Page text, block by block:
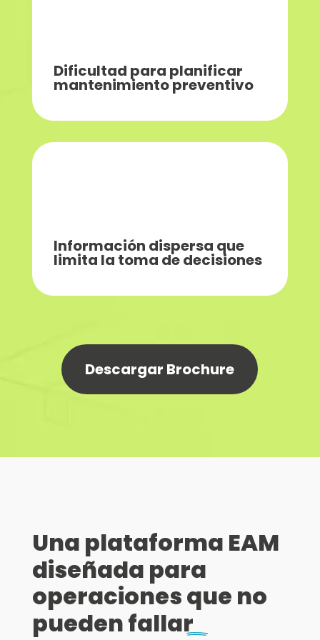
Dificultad para planificar
mantenimiento preventivo
Información dispersa que
limita la toma de decisiones
Descargar Brochure
Una plataforma EAM
diseñada para
operaciones que no
pueden fallar